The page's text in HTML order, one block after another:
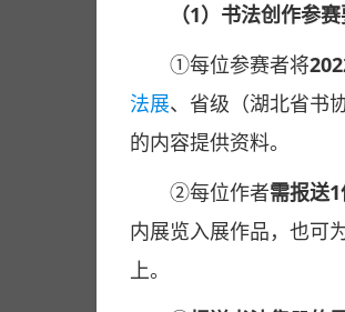
（1）书法创作参赛
①每位参赛者将
法展、省级（湖北省书
的内容提供资料。
②每位作者需报送
内展览入展作品，也可
上。